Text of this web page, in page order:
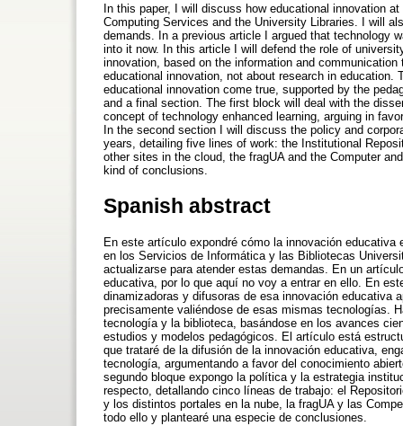
In this paper, I will discuss how educational innovation
Computing Services and the University Libraries. I will
demands. In a previous article I argued that technology
into it now. In this article I will defend the role of
innovation, based on the information and
educational innovation, not about research in
educational innovation come true, supported by the
and a final section. The first block will deal with the
concept of technology enhanced learning, arguing in
In the second section I will discuss the policy and
years, detailing five lines of work: the Institutional
other sites in the cloud, the fragUA and the Computer
kind of conclusions.
Spanish abstract
En este artículo expondré cómo la innovación
en los Servicios de Informática y las Bibliotecas
actualizarse para atender estas demandas. En un
educativa, por lo que aquí no voy a entrar en ello. En
dinamizadoras y difusoras de esa innovación educativa
precisamente valiéndose de esas mismas tecnologías.
tecnología y la biblioteca, basándose en los avances
estudios y modelos pedagógicos. El artículo está
que trataré de la difusión de la innovación educativa,
tecnología, argumentando a favor del conocimiento
segundo bloque expongo la política y la estrategia
respecto, detallando cinco líneas de trabajo: el
y los distintos portales en la nube, la fragUA y las
todo ello y plantearé una especie de conclusiones.